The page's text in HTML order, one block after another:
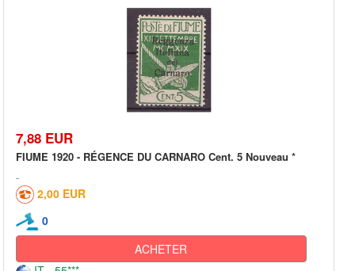
7,88 EUR
FIUME 1920 - RÉGENCE DU CARNARO Cent. 5 Nouveau *
2,00 EUR
0
ACHETER